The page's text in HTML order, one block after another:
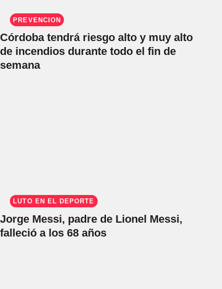
PREVENCIÓN
Córdoba tendrá riesgo alto y muy alto
de incendios durante todo el fin de
semana
LUTO EN EL DEPORTE
Jorge Messi, padre de Lionel Messi,
falleció a los 68 años